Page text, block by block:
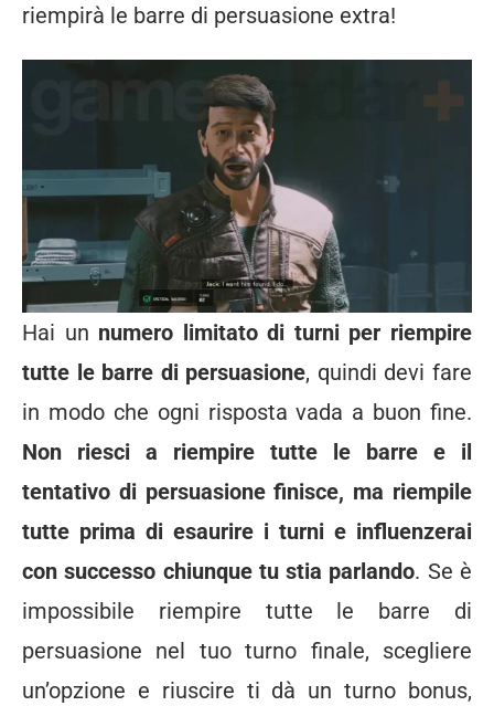
riempirà le barre di persuasione extra!
Hai un numero limitato di turni per riempire
tutte le barre di persuasione, quindi devi fare
in modo che ogni risposta vada a buon fine.
Non riesci a riempire tutte le barre e il
tentativo di persuasione finisce, ma riempile
tutte prima di esaurire i turni e influenzerai
con successo chiunque tu stia parlando. Se è
impossibile riempire tutte le barre di
persuasione nel tuo turno finale, scegliere
un’opzione e riuscire ti dà un turno bonus,